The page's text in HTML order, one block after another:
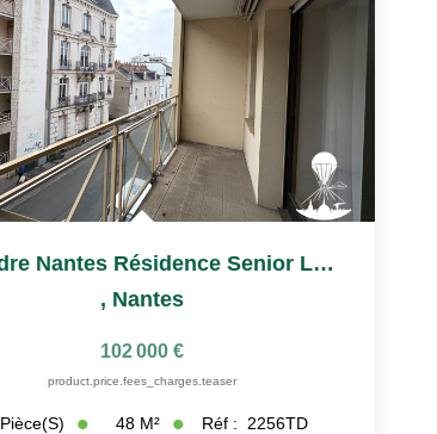
A Vendre Nantes Résidence Senior Les Castalies T2
, Nantes
102 000 €
product.price.fees_charges.teaser
Pièce(s) 48 M² Réf : 2256TD